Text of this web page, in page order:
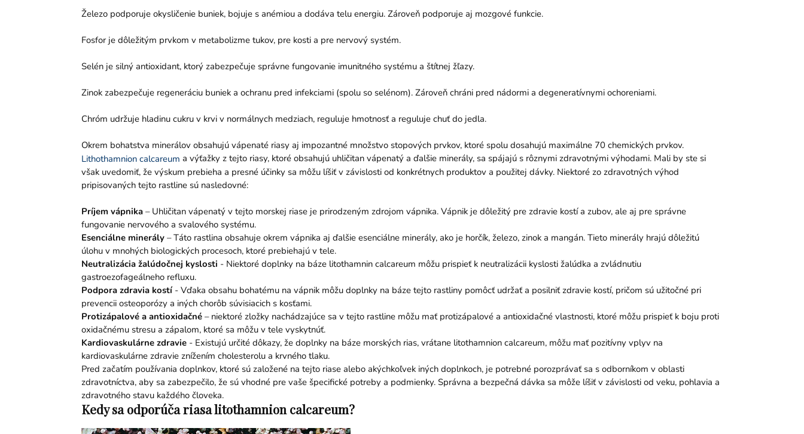
Železo podporuje okysličenie buniek, bojuje s anémiou a dodáva telu energiu. Zároveň podporuje aj mozgové funkcie.
Fosfor je dôležitým prvkom v metabolizme tukov, pre kosti a pre nervový systém.
Selén je silný antioxidant, ktorý zabezpečuje správne fungovanie imunitného systému a štítnej žľazy.
Zinok zabezpečuje regeneráciu buniek a ochranu pred infekciami (spolu so selénom). Zároveň chráni pred nádormi a degeneratívnymi ochoreniami.
Chróm udržuje hladinu cukru v krvi v normálnych medziach, reguluje hmotnosť a reguluje chuť do jedla.
Okrem bohatstva minerálov obsahujú vápenaté riasy aj impozantné množstvo stopových prvkov, ktoré spolu dosahujú maximálne 70 chemických prvkov.
Lithothamnion calcareum a výťažky z tejto riasy, ktoré obsahujú uhličitan vápenatý a ďalšie minerály, sa spájajú s rôznymi zdravotnými výhodami. Mali by ste si
však uvedomiť, že výskum prebieha a presné účinky sa môžu líšiť v závislosti od konkrétnych produktov a použitej dávky. Niektoré zo zdravotných výhod
pripisovaných tejto rastline sú nasledovné:
Príjem vápnika– Uhličitan vápenatý v tejto morskej riase je prirodzeným zdrojom vápnika. Vápnik je dôležitý pre zdravie kostí a zubov, ale aj pre správne
fungovanie nervového a svalového systému.
Esenciálne minerály– Táto rastlina obsahuje okrem vápnika aj ďalšie esenciálne minerály, ako je horčík, železo, zinok a mangán. Tieto minerály hrajú dôležitú
úlohu v mnohých biologických procesoch, ktoré prebiehajú v tele.
Neutralizácia žalúdočnej kyslosti - Niektoré doplnky na báze litothamnin calcareum môžu prispieť k neutralizácii kyslosti žalúdka a zvládnutiu
gastroezofageálneho refluxu.
Podpora zdravia kostí- Vďaka obsahu bohatému na vápnik môžu doplnky na báze tejto rastliny pomôcť udržať a posilniť zdravie kostí, pričom sú užitočné pri
prevencii osteoporózy a iných chorôb súvisiacich s kosťami.
Protizápalové a antioxidačné– niektoré zložky nachádzajúce sa v tejto rastline môžu mať protizápalové a antioxidačné vlastnosti, ktoré môžu prispieť k boju proti
oxidačnému stresu a zápalom, ktoré sa môžu v tele vyskytnúť.
Kardiovaskulárne zdravie- Existujú určité dôkazy, že doplnky na báze morských rias, vrátane litothamnion calcareum, môžu mať pozitívny vplyv na
kardiovaskulárne zdravie znížením cholesterolu a krvného tlaku.
Pred začatím používania doplnkov, ktoré sú založené na tejto riase alebo akýchkoľvek iných doplnkoch, je potrebné porozprávať sa s odborníkom v oblasti
zdravotníctva, aby sa zabezpečilo, že sú vhodné pre vaše špecifické potreby a podmienky. Správna a bezpečná dávka sa môže líšiť v závislosti od veku, pohlavia a
zdravotného stavu každého človeka.
Kedy sa odporúča riasa litothamnion calcareum?